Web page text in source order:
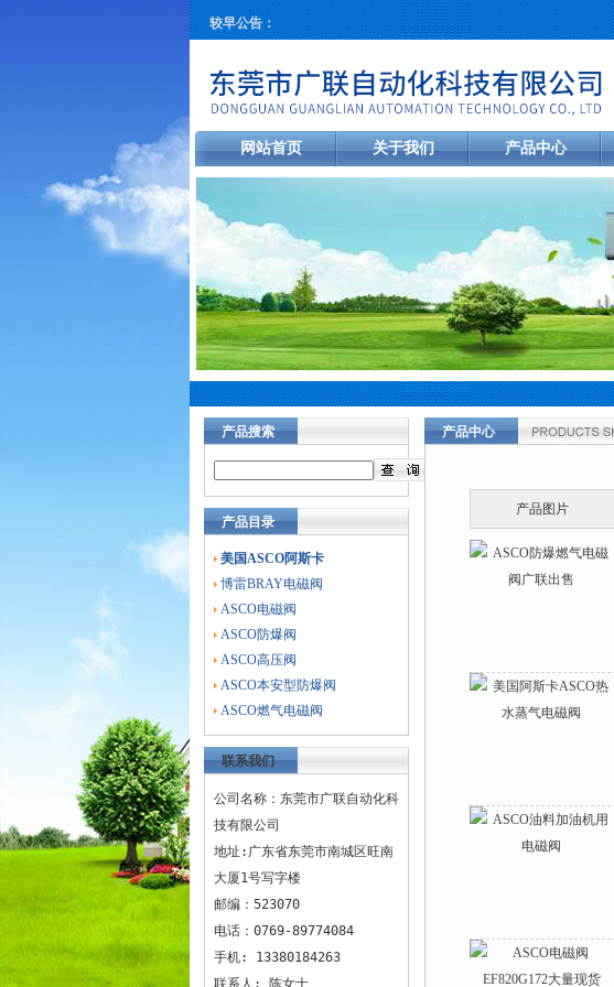
较早公告：
网站首页 关于我们 产品中心
产品搜索
产品目录
美国ASCO阿斯卡
博雷BRAY电磁阀
ASCO电磁阀
ASCO防爆阀
ASCO高压阀
ASCO本安型防爆阀
ASCO燃气电磁阀
联系我们
公司名称：东莞市广联自动化科
技有限公司
地址:广东省东莞市南城区旺南
大厦1号写字楼
邮编：523070
电话：0769-89774084
手机: 13380184263
联系人: 陈女士
产品中心
产品图片